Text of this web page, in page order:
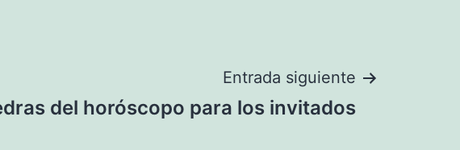
Entrada siguiente
del horóscopo para los invitados